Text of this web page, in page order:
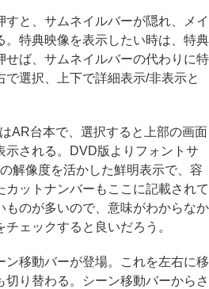
と、サムネイルバーが隠れ、メイ
。特典映像を表示したい時は、特典
せば、サムネイルバーの代わりに特
選択、上下で詳細表示/非表示と
AR台本で、選択すると上部の画面
示される。DVD版よりフォントサ
解像度を活かした鮮明表示で、容
ットナンバーもここに記載されて
ものが多いので、意味がわからなか
ェックすると良いだろう。
移動バーが登場。これを左右に移
り替わる。シーン移動バーからさ